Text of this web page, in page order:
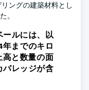
ングの建築材料とし
。
ールには、以
年までのキロ
高と数量の面
バレッジが含